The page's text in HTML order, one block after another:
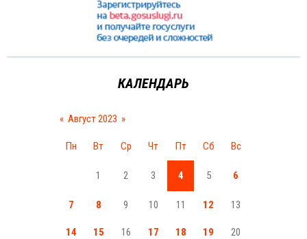
КАЛЕНДАРЬ
« Август 2023 »
Пн Вт Ср Чт Пт Сб Вс
1 2 3 4 5 6
7 8 9 10 11 12 13
14 15 16 17 18 19 20